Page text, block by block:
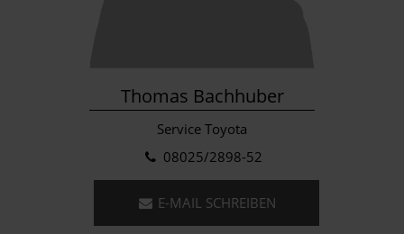
Thomas Bachhuber
Service Toyota
08025/2898-52
E-MAIL SCHREIBEN